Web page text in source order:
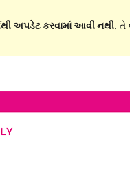
અપડેટ કરવામાં આવી નથી. તે